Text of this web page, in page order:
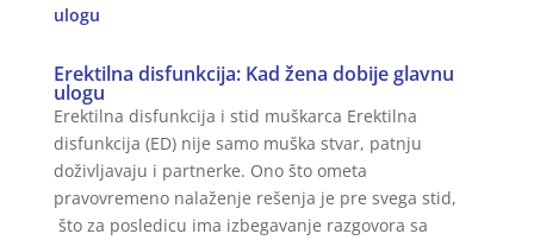
Erektilna disfunkcija: Kad žena dobije glavnu
ulogu
Erektilna disfunkcija i stid muškarca Erektilna
disfunkcija (ED) nije samo muška stvar, patnju
doživljavaju i partnerke. Ono što ometa
pravovremeno nalaženje rešenja je pre svega stid,
što za posledicu ima izbegavanje razgovora sa